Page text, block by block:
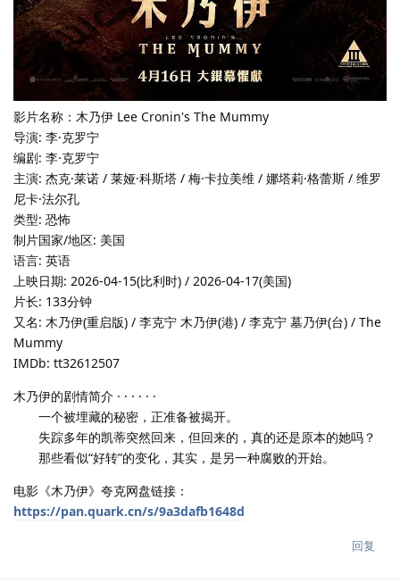
影片名称：木乃伊 Lee Cronin's The Mummy
导演: 李·克罗宁
编剧: 李·克罗宁
主演: 杰克·莱诺 / 莱娅·科斯塔 / 梅·卡拉美维 / 娜塔莉·格蕾斯 / 维罗
尼卡·法尔孔
类型: 恐怖
制片国家/地区: 美国
语言: 英语
上映日期: 2026-04-15(比利时) / 2026-04-17(美国)
片长: 133分钟
又名: 木乃伊(重启版) / 李克宁 木乃伊(港) / 李克宁 墓乃伊(台) / The
Mummy
IMDb: tt32612507
木乃伊的剧情简介 · · · · · ·
一个被埋藏的秘密，正准备被揭开。
失踪多年的凯蒂突然回来，但回来的，真的还是原本的她吗？
那些看似“好转”的变化，其实，是另一种腐败的开始。
电影《木乃伊》夸克网盘链接：
https://pan.quark.cn/s/9a3dafb1648d
回复